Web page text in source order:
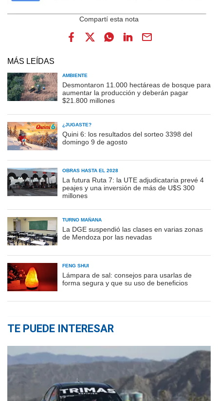
MÁS LEÍDAS
AMBIENTE
Desmontaron 11.000 hectáreas de bosque para
aumentar la producción y deberán pagar
$21.800 millones
¿JUGASTE?
Quini 6: los resultados del sorteo 3398 del
domingo 9 de agosto
OBRAS HASTA EL 2028
La futura Ruta 7: la UTE adjudicataria prevé 4
peajes y una inversión de más de U$S 300
millones
TURNO MAÑANA
La DGE suspendió las clases en varias zonas
de Mendoza por las nevadas
FENG SHUI
Lámpara de sal: consejos para usarlas de
forma segura y que su uso de beneficios
TE PUEDE INTERESAR